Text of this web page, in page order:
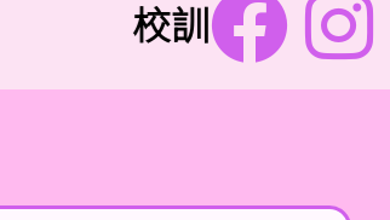
校訓：樂善勇敢